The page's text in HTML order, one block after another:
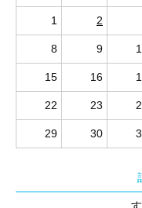
1 2
8 9
15 16
22 23
29 30
★★★ 来場とwebの同時
2026年繁忙期の振り返
引っ越し費用の高騰や
が起きている。AIがお部